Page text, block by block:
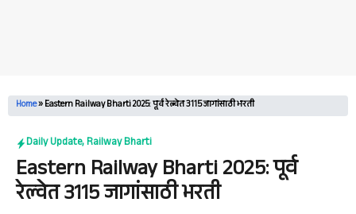
Home»Eastern Railway Bharti 2025: पूर्व रेल्वेत 3115 जागांसाठी भरती
Daily Update,Railway Bharti
Eastern Railway Bharti 2025: पूर्व
रेल्वेत 3115 जागांसाठी भरती